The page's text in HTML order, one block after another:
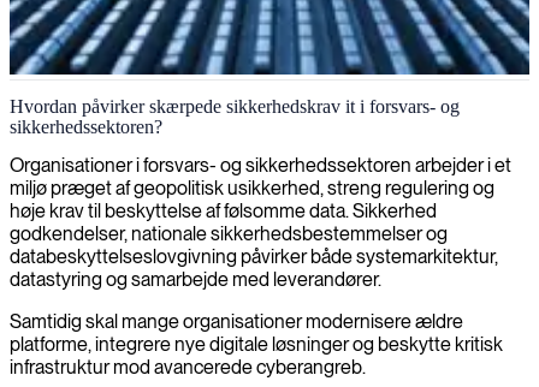
IT-konsulenter til forsvars- og sikkerhedssektoren
Kritiske forsvarssystemer kræver høj cybersikkerhed, streng
compliance og stabil drift. Vi leverer erfarne og
sikkerhedsgodkendte IT-konsulenter til sikre platforme,
systemintegration og håndtering af følsomme data.
Kontakt os i dag
Hvordan påvirker skærpede sikkerhedskrav it i forsvars- og
sikkerhedssektoren?
Organisationer i forsvars- og sikkerhedssektoren arbejder i et
miljø præget af geopolitisk usikkerhed, streng regulering og
høje krav til beskyttelse af følsomme data. Sikkerhed
godkendelser, nationale sikkerhedsbestemmelser og
databeskyttelseslovgivning påvirker både systemarkitektur,
datastyring og samarbejde med leverandører.
Samtidig skal mange organisationer modernisere ældre
platforme, integrere nye digitale løsninger og beskytte kritisk
infrastruktur mod avancerede cyberangreb.